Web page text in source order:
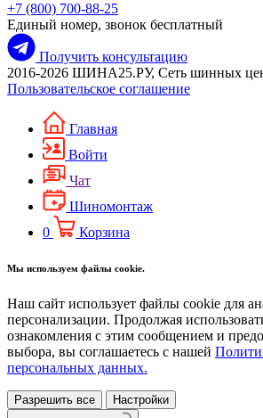
+7 (800) 700-88-25
Единый номер, звонок бесплатный
Получить консультацию
2016-2026 ШИНА25.РУ, Сеть шинных
Пользовательское соглашение
Главная
Войти
Чат
Шиномонтаж
0
Корзина
Мы используем файлы cookie.
Наш сайт использует файлы cookie для
персонализации. Продолжая
ознакомления с этим сообщением и
выбора, вы соглашаетесь с нашей
персональных данных.
Разрешить все
Настройки